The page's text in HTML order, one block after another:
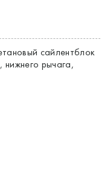
сайлентблок
нижнего рычага,